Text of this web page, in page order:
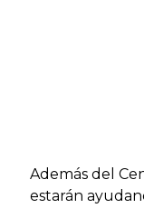
Además del
estarán